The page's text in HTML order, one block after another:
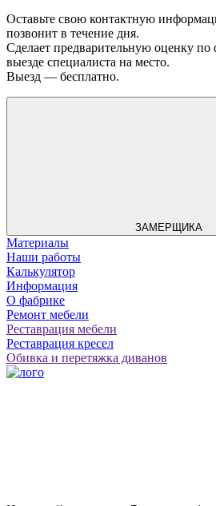
Оставьте свою контактную
позвонит в течение дня.
Сделает предварительную оценку по
выезде специалиста на место.
Выезд — бесплатно.
ЗАМЕРЩИКА
Материалы
Наши работы
Калькулятор
Информация
О фабрике
Ремонт мебели
Реставрация мебели
Реставрация кресел
Обивка и перетяжка диванов